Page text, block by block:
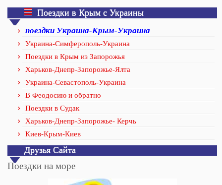
Поездки в Крым с Украины
поездки Украина-Крым-Украина
Украина-Симферополь-Украина
Поездки в Крым из Запорожья
Харьков-Днепр-Запорожье-Ялта
Украина-Севастополь-Украина
В Феодосию и обратно
Поездки в Судак
Харьков-Днепр-Запорожье- Керчь
Киев-Крым-Киев
Друзья Сайта
Поездки на море